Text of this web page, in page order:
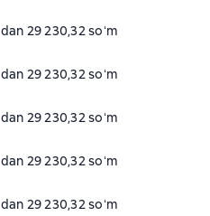
dan 29 230,32 soʻm
dan 29 230,32 soʻm
dan 29 230,32 soʻm
dan 29 230,32 soʻm
dan 29 230,32 soʻm